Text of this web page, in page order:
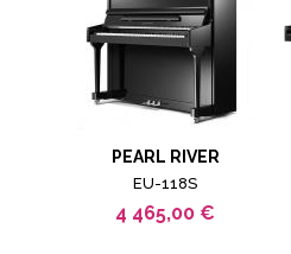
PEARL RIVER
EU-118S
4 465,00 €